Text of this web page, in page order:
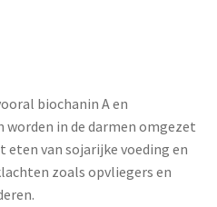
biochanin A en
in de darmen omgezet
eten van sojarijke voeding en
zoals opvliegers en